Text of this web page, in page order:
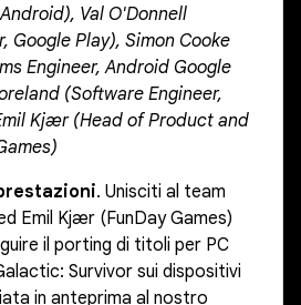
Val O'Donnell
Google Play), Simon Cooke
Engineer, Android Google
(Software Engineer,
Kjær (Head of Product and
. Unisciti al team
Emil Kjær (FunDay Games)
il porting di titoli per PC
Survivor sui dispositivi
in anteprima al nostro